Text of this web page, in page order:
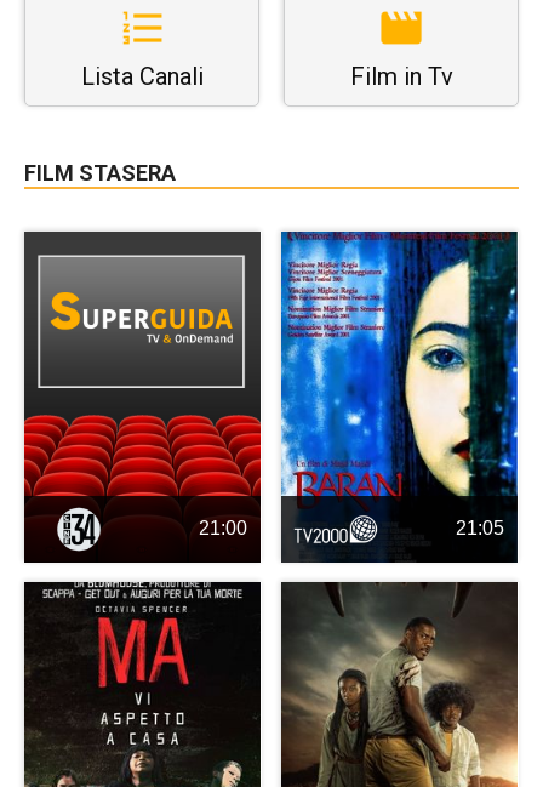
Lista Canali Film in Tv
FILM STASERA
21:00 21:05